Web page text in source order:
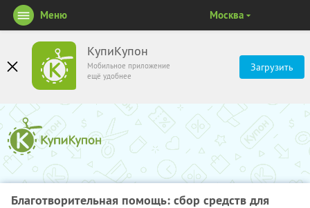
КупиКупон
Мобильное приложение
ещё удобнее
Загрузить
Меню Москва
Благотворительная помощь: сбор средств для